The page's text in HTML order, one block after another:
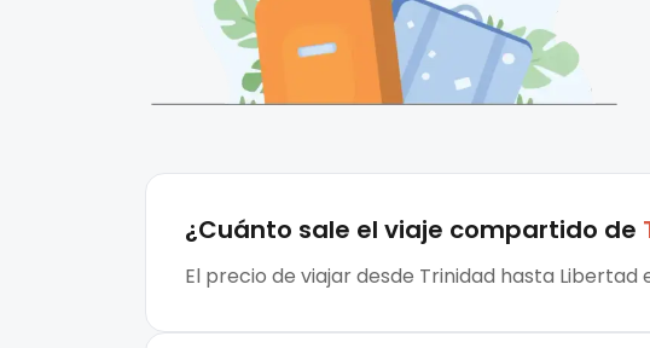
¿Cuánto sale el viaje compartido de
El precio de viajar desde Trinidad hasta